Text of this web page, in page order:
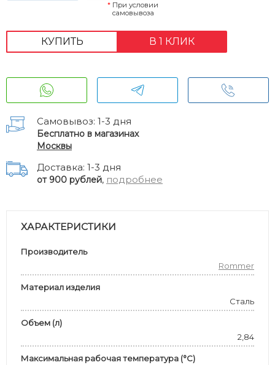
* При условии
самовывоза
КУПИТЬ В 1 КЛИК
Самовывоз: 1-3 дня
Бесплатно в магазинах
Москвы
Доставка: 1-3 дня
от 900 рублей, подробнее
ХАРАКТЕРИСТИКИ
Производитель
Rommer
Материал изделия
Сталь
Объем (л)
2,84
Максимальная рабочая температура (°С)